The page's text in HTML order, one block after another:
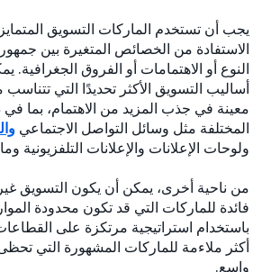
يجب أن تستخدم الماركات التسويق
الاستفادة من الخصائص المتغيرة بين
النوع أو الاهتمامات أو الفروق الجغرافية.
أساليب التسويق الأكثر تحديدًا التي
معينة في جذب المزيد من الاهتمام، بما
المختلفة مثل وسائل التواصل الاجتماعي
ولوحات الإعلانات والإعلانات التلفزيونية
من ناحية أخرى، يمكن أن يكون التسويق غير
فائدة للماركات التي قد تكون محدودة
باستخدام استراتيجية مرتكزة على
أكثر ملاءمة للماركات المشهورة التي
واسع.